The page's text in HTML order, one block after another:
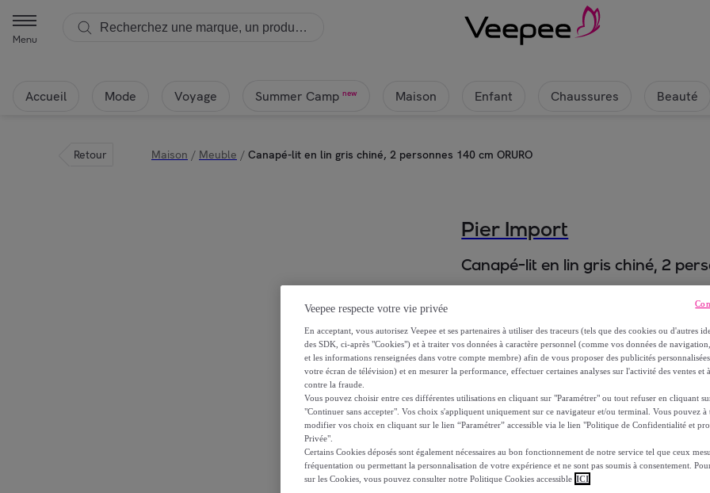
Menu
Accueil Mode Voyage Summer Camp new Maison Enfant Chaussures Beauté
Retour Maison / Meuble / Canapé-lit en lin gris chiné, 2 personnes 140 cm ORURO
Pier Import
Canapé-lit en lin gris chiné, 2
1199,00 €
-58%
Reprise possible de votre ancien produit,
Veepee respecte votre vie privée
En acceptant, vous autorisez Veepee et ses partenaires à utiliser des traceurs (tels que des cookies ou d'autres
des SDK, ci-après "Cookies") et à traiter vos données à caractère personnel (comme vos données de
et les informations renseignées dans votre compte membre) afin de vous proposer des publicités
votre écran de télévision) et en mesurer la performance, effectuer certaines analyses sur l'activité des ventes et
contre la fraude.
Vous pouvez choisir entre ces différentes utilisations en cliquant sur "Paramétrer" ou tout refuser en cliquant
"Continuer sans accepter". Vos choix s'appliquent uniquement sur ce navigateur et/ou terminal. Vous pouvez
modifier vos choix en cliquant sur le lien “Paramétrer” accessible via le lien "Politique de Confidentialité et
Privée".
Certains Cookies déposés sont également nécessaires au bon fonctionnement de notre service tel que ceux
fréquentation ou permettant la personnalisation de votre expérience et ne sont pas soumis à consentement.
sur les Cookies, vous pouvez consulter notre Politique Cookies accessible ICI